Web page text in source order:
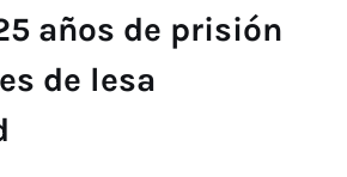
años de prisión
de lesa